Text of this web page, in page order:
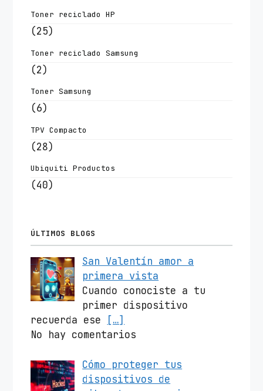
Toner reciclado HP
(25)
Toner reciclado Samsung
(2)
Toner Samsung
(6)
TPV Compacto
(28)
Ubiquiti Productos
(40)
ÚLTIMOS BLOGS
San Valentín amor a
primera vista
Cuando conociste a tu
primer dispositivo
recuerda ese
[…]
No hay comentarios
Cómo proteger tus
dispositivos de